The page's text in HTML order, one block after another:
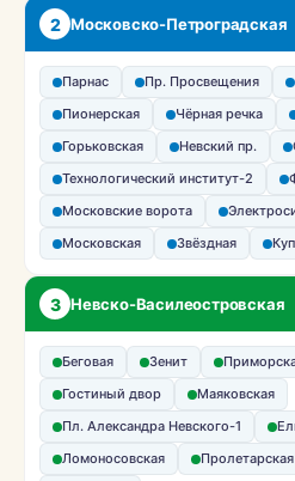
2 Московско-Петроградская
Парнас Пр. Просвещения
Пионерская
Чёрная речка
Горьковская
Невский пр.
Технологический институт-2
Московские ворота
Московская
Звёздная
3 Невско-Василеостровская
Беговая Зенит
Гостиный двор
Маяковская
Пл. Александра Невского-1
Ломоносовская
Пролетарская